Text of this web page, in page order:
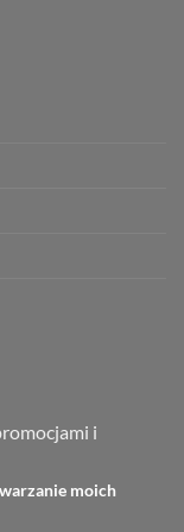
i
moich